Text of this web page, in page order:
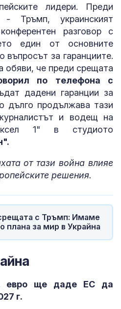
лидери. Преди
- Тръмп, украинският
разговор с
един от основните
въпросът за гаранциите.
обяви, че преди срещата
по телефона с
дадени гаранции за
дълго продължава тази
и водещ на
1" в студиото
от тази война влияе
решения.
с Тръмп: Имаме
плана за мир в Украйна
евро ще даде ЕС да
г.